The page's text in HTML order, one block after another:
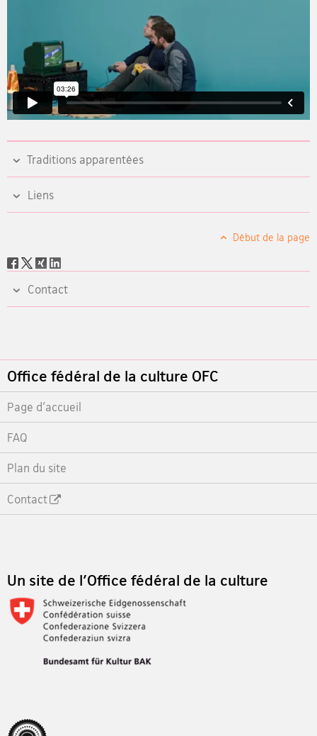
Traditions apparentées
Liens
Début de la page
Social
Contact
Footer
Office fédéral de la culture OFC
Page d'accueil
FAQ
Plan du site
Contact
Un site de l'Office fédéral de la culture